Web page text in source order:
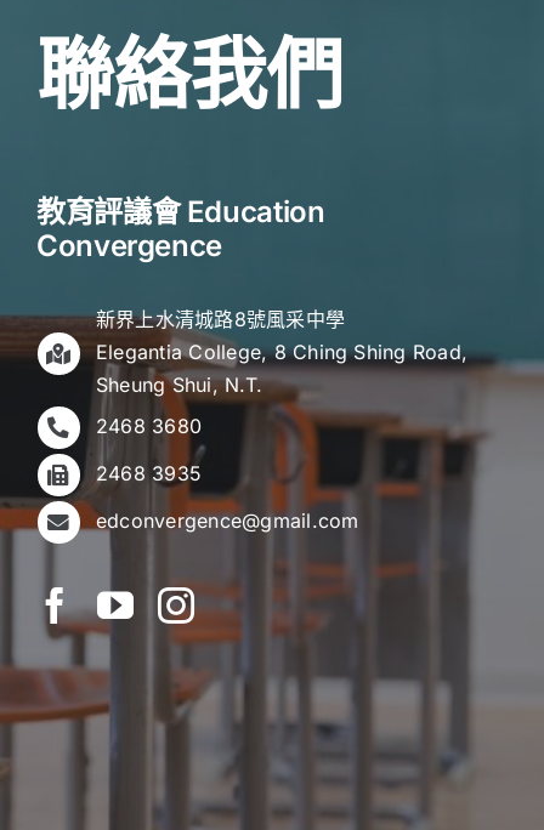
聯絡我們
教育評議會 Education
Convergence
新界上水清城路8號風采中學
Elegantia College, 8 Ching Shing Road,
Sheung Shui, N.T.
2468 3680
2468 3935
edconvergence@gmail.com